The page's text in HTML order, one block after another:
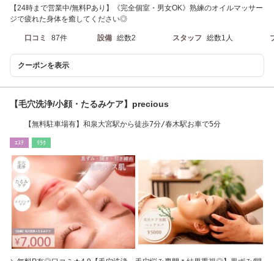
【24時まで営業中/無料Pあり】《完全個室・男女OK》熟練のオイルマッサー
ジで疲れた身体を癒してください◎
口コミ 87件 設備 総数2 スタッフ 総数1人
クーポンを表示
【毛穴洗浄/小顔・たるみケア】precious
【無料駐車場有】和泉大宮駅から徒歩7分/春木駅お車で5分
ｴｽﾃ ﾘﾗｸ